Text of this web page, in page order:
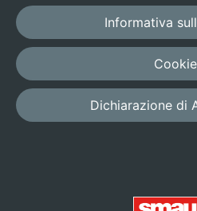
Informativa
Dichiarazione di